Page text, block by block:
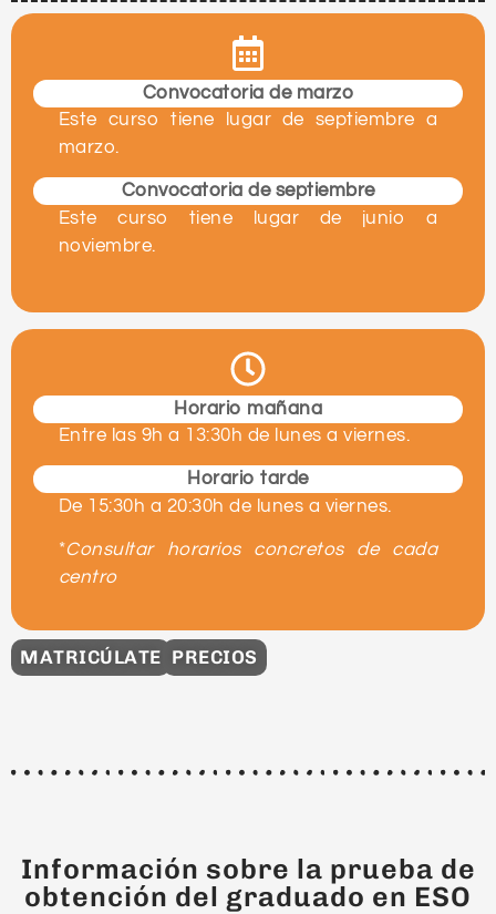
Convocatoria de marzo
Este curso tiene lugar de septiembre a
marzo.
Convocatoria de septiembre
Este curso tiene lugar de junio a
noviembre.
Horario mañana
Entre las 9h a 13:30h de lunes a viernes.
Horario tarde
De 15:30h a 20:30h de lunes a viernes.
*Consultar horarios concretos de cada
centro
MATRICÚLATE PRECIOS
Información sobre la prueba de
obtención del graduado en ESO